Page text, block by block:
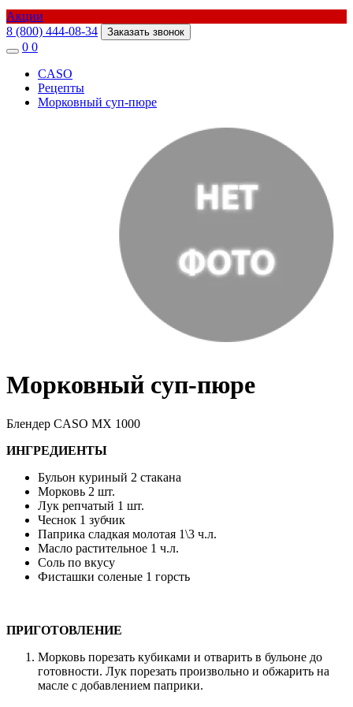
Акции
8 (800) 444-08-34
Заказать звонок
0 0
CASO
Рецепты
Морковный суп-пюре
Морковный суп-пюре
Блендер CASO MX 1000
ИНГРЕДИЕНТЫ
Бульон куриный 2 стакана
Морковь 2 шт.
Лук репчатый 1 шт.
Чеснок 1 зубчик
Паприка сладкая молотая 1\3 ч.л.
Масло растительное 1 ч.л.
Соль по вкусу
Фисташки соленые 1 горсть
ПРИГОТОВЛЕНИЕ
Морковь порезать кубиками и отварить в бульоне до
готовности. Лук порезать произвольно и обжарить на
масле с добавлением паприки.